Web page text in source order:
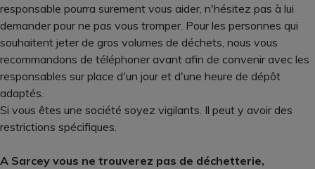
responsable pourra surement vous aider, n'hésitez pas à lui
demander pour ne pas vous tromper. Pour les personnes qui
souhaitent jeter de gros volumes de déchets, nous vous
recommandons de téléphoner avant afin de convenir avec les
responsables sur place d'un jour et d'une heure de dépôt
adaptés.
Si vous êtes une société soyez vigilants. Il peut y avoir des
restrictions spécifiques.
A Sarcey vous ne trouverez pas de déchetterie,